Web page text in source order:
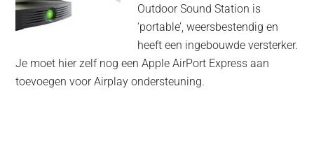
Outdoor Sound Station is
‘portable’, weersbestendig en
heeft een ingebouwde versterker.
Je moet hier zelf nog een Apple AirPort Express aan
toevoegen voor Airplay ondersteuning.